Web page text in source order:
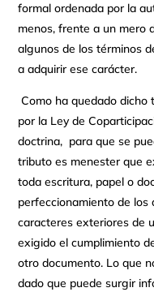
formal ordenada por la
menos, frente a un mero
algunos de los términos
a adquirir ese carácter.
Como ha quedado dicho
por la Ley de
doctrina, para que se
tributo es menester que
toda escritura, papel o
perfeccionamiento de los
caracteres exteriores de
exigido el cumplimiento
otro documento. Lo que
dado que puede surgir